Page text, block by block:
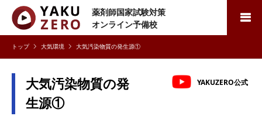
薬剤師国家試験対策
オンライン予備校
検索
大気環境 大気汚染物質の発生源①
大気汚染物質の発
生源①
YAKUZERO公式